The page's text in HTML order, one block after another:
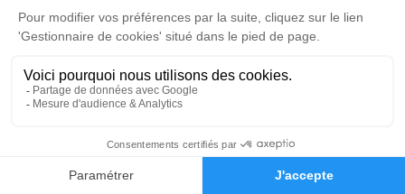
Faire-part Hommages
mémoire de Jeannine JOIGNEAUX.
disponible ici
Cérémonie religieuse